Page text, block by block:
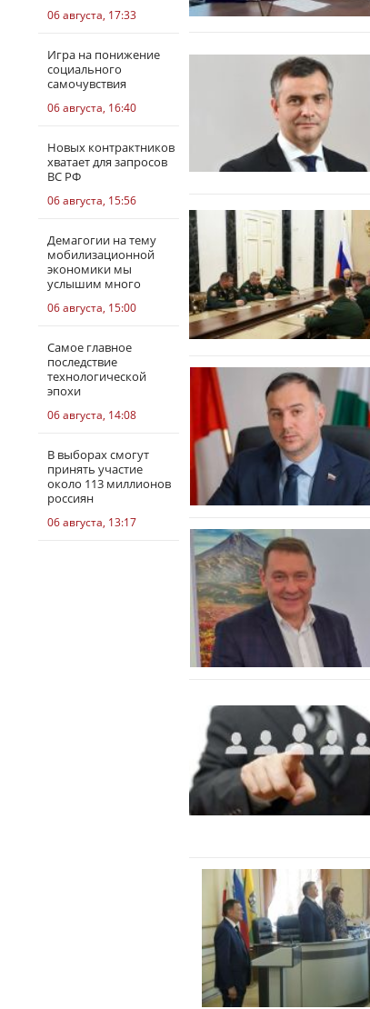
06 августа, 17:33
Игра на понижение
социального
самочувствия
06 августа, 16:40
Новых контрактников
хватает для запросов
ВС РФ
06 августа, 15:56
Демагогии на тему
мобилизационной
экономики мы
услышим много
06 августа, 15:00
Самое главное
последствие
технологической
эпохи
06 августа, 14:08
В выборах смогут
принять участие
около 113 миллионов
россиян
06 августа, 13:17